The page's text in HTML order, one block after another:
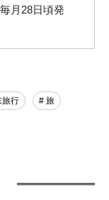
月28日頃発
旅行 # 旅